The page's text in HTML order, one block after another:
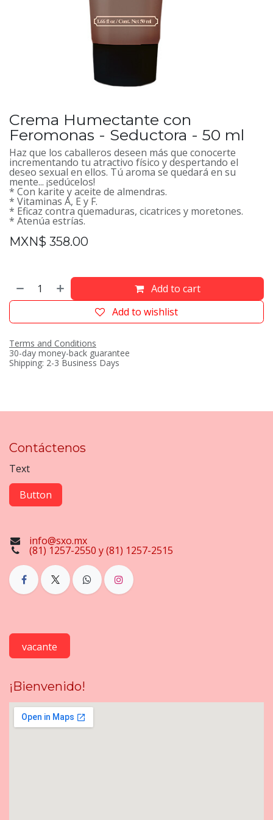
Crema Humectante con
Feromonas - Seductora - 50 ml
Haz que los caballeros deseen más que conocerte
incrementando tu atractivo físico y despertando el
deseo sexual en ellos. Tú aroma se quedará en su
mente... ¡sedúcelos!
* Con karite y aceite de almendras.
* Vitaminas A, E y F.
* Eficaz contra quemaduras, cicatrices y moretones.
* Atenúa estrías.
MXN$ 358.00
Add to cart
Add to wishlist
Terms and Conditions
30-day money-back guarantee
Shipping: 2-3 Business Days
Contáctenos
Text
Button
info@sxo.mx
(81) 1257-2550 y (81) 1257-2515
vacante
¡Bienvenido!